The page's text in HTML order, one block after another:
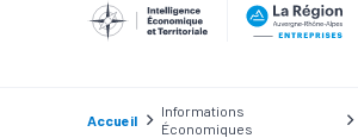
Accueil
Informations
Économiques